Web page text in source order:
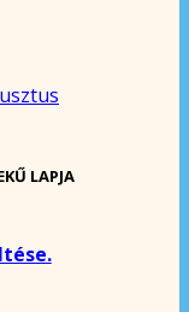
LAPJA